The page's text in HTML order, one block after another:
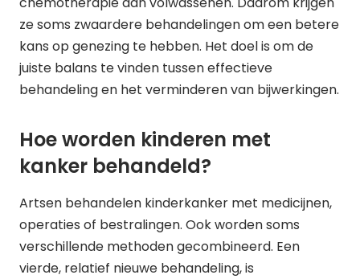
ze soms zwaardere behandelingen om een betere
kans op genezing te hebben. Het doel is om de
juiste balans te vinden tussen effectieve
behandeling en het verminderen van bijwerkingen.
Hoe worden kinderen met
kanker behandeld?
Artsen behandelen kinderkanker met medicijnen,
operaties of bestralingen. Ook worden soms
verschillende methoden gecombineerd. Een
vierde, relatief nieuwe behandeling, is